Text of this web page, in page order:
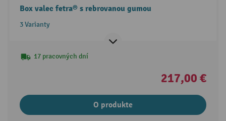
Box valec fetra® s rebrovanou gumou
3 Varianty
17 pracovných dní
217,00 €
O produkte